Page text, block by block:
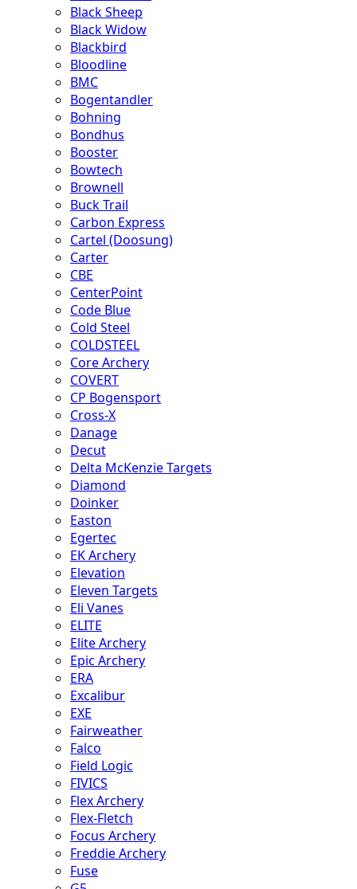
Black Sheep
Black Widow
Blackbird
Bloodline
BMC
Bogentandler
Bohning
Bondhus
Booster
Bowtech
Brownell
Buck Trail
Carbon Express
Cartel (Doosung)
Carter
CBE
CenterPoint
Code Blue
Cold Steel
COLDSTEEL
Core Archery
COVERT
CP Bogensport
Cross-X
Danage
Decut
Delta McKenzie Targets
Diamond
Doinker
Easton
Egertec
EK Archery
Elevation
Eleven Targets
Eli Vanes
ELITE
Elite Archery
Epic Archery
ERA
Excalibur
EXE
Fairweather
Falco
Field Logic
FIVICS
Flex Archery
Flex-Fletch
Focus Archery
Freddie Archery
Fuse